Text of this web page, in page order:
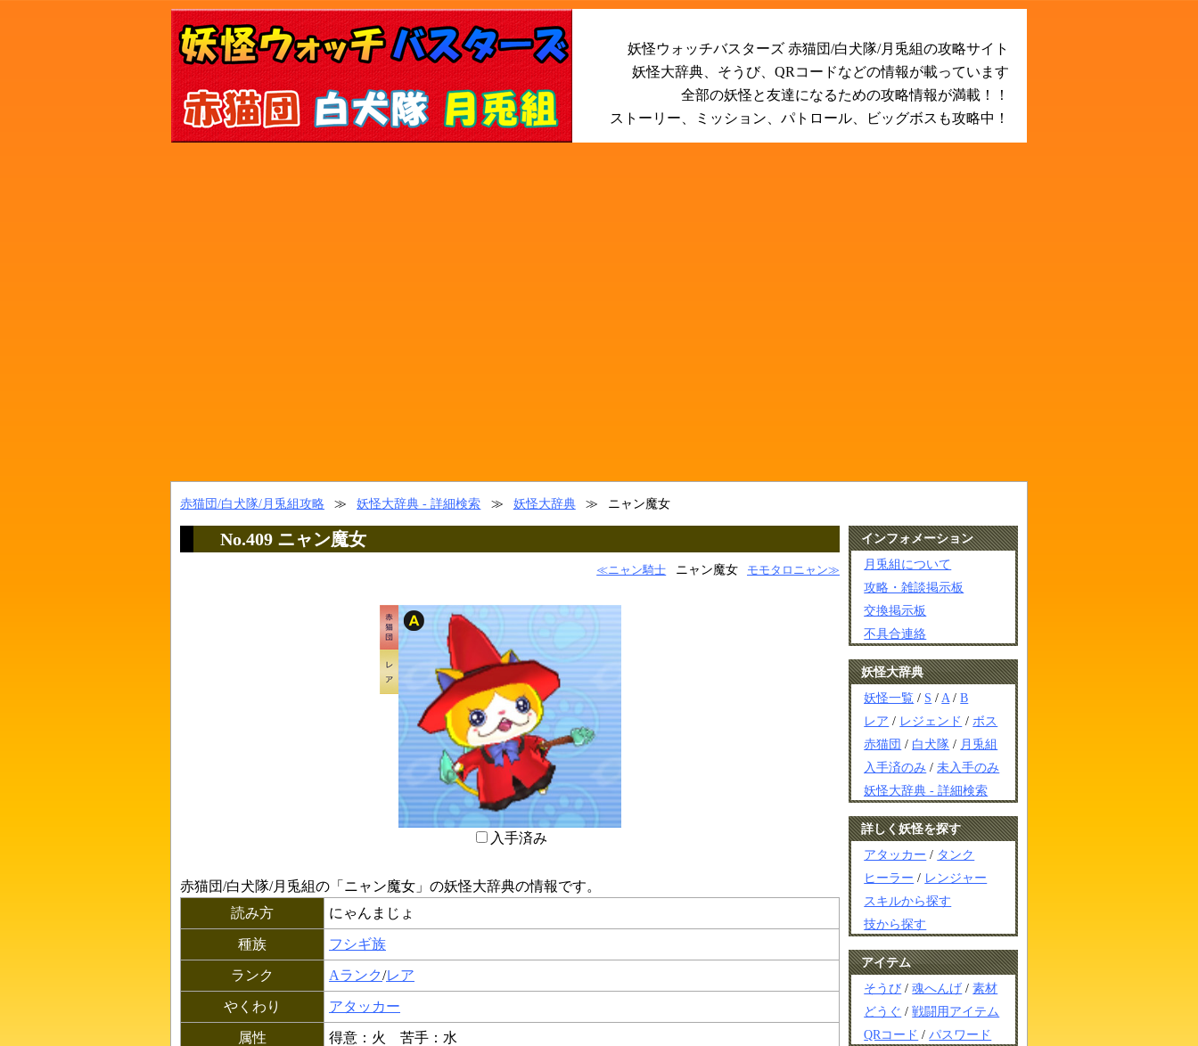
妖怪ウォッチバスターズ 赤猫団/白犬隊/月兎組の攻略サイト
妖怪大辞典、そうび、QRコードなどの情報が載っています
全部の妖怪と友達になるための攻略情報が満載！！
ストーリー、ミッション、パトロール、ビッグボスも攻略中！
赤猫団/白犬隊/月兎組攻略 ≫ 妖怪大辞典 - 詳細検索 ≫ 妖怪大辞典 ≫ ニャン魔女
No.409 ニャン魔女
≪ニャン騎士 ニャン魔女 モモタロニャン≫
入手済み
赤猫団/白犬隊/月兎組の「 ニャン魔女 」の妖怪大辞典の情報です。
読み方
にゃんまじょ
種族 フシギ族
ランク Aランク/レア
やくわり アタッカー
属性 得意：火 苦手：水
インフォメーション
月兎組について
攻略・雑談掲示板
交換掲示板
不具合連絡
妖怪大辞典
妖怪一覧 / S / A /B
レア / レジェンド / ボス
赤猫団 / 白犬隊 / 月兎組
入手済のみ /未入手のみ
妖怪大辞典 - 詳細検索
詳しく妖怪を探す
アタッカー / タンク
ヒーラー / レンジャー
スキルから探す
技から探す
アイテム
そうび /魂へんげ /素材
どうぐ /戦闘用アイテム
QRコード /パスワード